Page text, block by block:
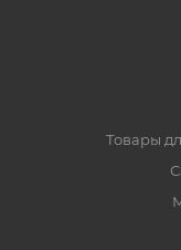
Товары